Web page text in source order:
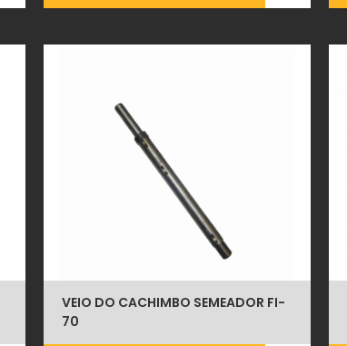
VEIO DO CACHIMBO SEMEADOR FI-
70